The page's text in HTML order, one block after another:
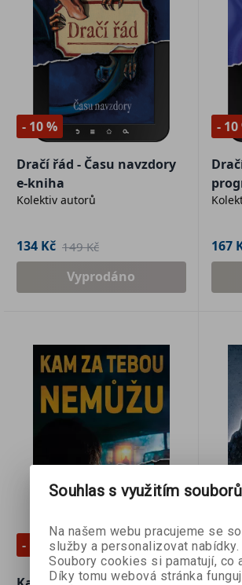
- 10 %
Dračí řád - Času navzdory
e-kniha
Kolektiv autorů
134 Kč 149 Kč
Vyprodáno
- 10
167
- 10 % - 10
Souhlas s využitím
Na našem webu pracujeme se
služby a personalizovat nabídky.
Soubory cookies si pamatují, co
Díky tomu webová stránka